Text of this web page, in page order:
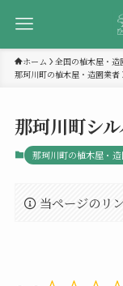
ホーム 全国の植木屋・造
那珂川町の植木屋・造園業者
那珂川町シ
那珂川町の植木屋・
当ページのリ